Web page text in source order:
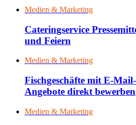
Medien & Marketing
Cateringservice
und Feiern
Medien & Marketing
Fischgeschäfte mit E-
Angebote direkt bewerben
Medien & Marketing